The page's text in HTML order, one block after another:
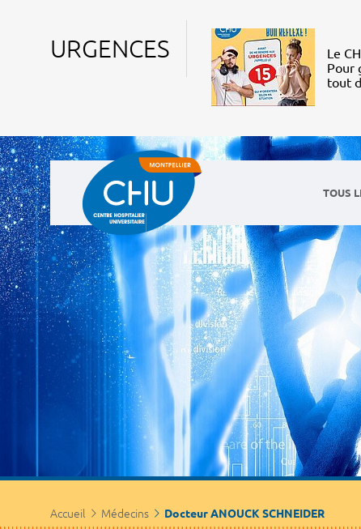
URGENCES
Le
Pour
tout
TOUS
Accueil Médecins Docteur ANOUCK SCHNEIDER